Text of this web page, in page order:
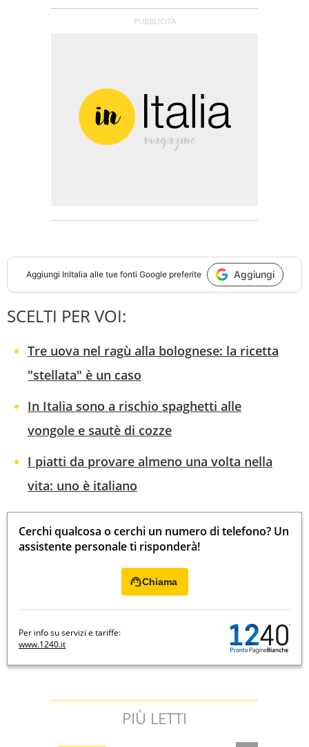
Aggiungi InItalia alle tue fonti Google preferite Aggiungi
SCELTI PER VOI:
Tre uova nel ragù alla bolognese: la ricetta
"stellata" è un caso
In Italia sono a rischio spaghetti alle
vongole e sautè di cozze
I piatti da provare almeno una volta nella
vita: uno è italiano
Cerchi qualcosa o cerchi un numero di telefono? Un
assistente personale ti risponderà!
Chiama
Per info su servizi e tariffe:
www.1240.it
PIÙ LETTI